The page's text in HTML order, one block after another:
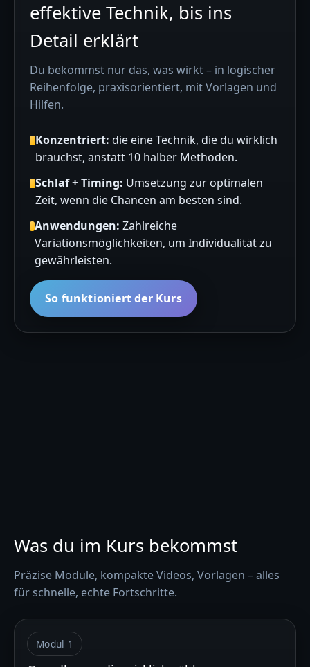
effektive Technik, bis ins
Detail erklärt
Du bekommst nur das, was wirkt – in logischer
Reihenfolge, praxisorientiert, mit Vorlagen und
Hilfen.
Konzentriert: die eine Technik, die du wirklich
brauchst, anstatt 10 halber Methoden.
Schlaf + Timing: Umsetzung zur optimalen
Zeit, wenn die Chancen am besten sind.
Anwendungen: Zahlreiche
Variationsmöglichkeiten, um Individualität zu
gewährleisten.
So funktioniert der Kurs
Was du im Kurs bekommst
Präzise Module, kompakte Videos, Vorlagen – alles
für schnelle, echte Fortschritte.
Modul 1